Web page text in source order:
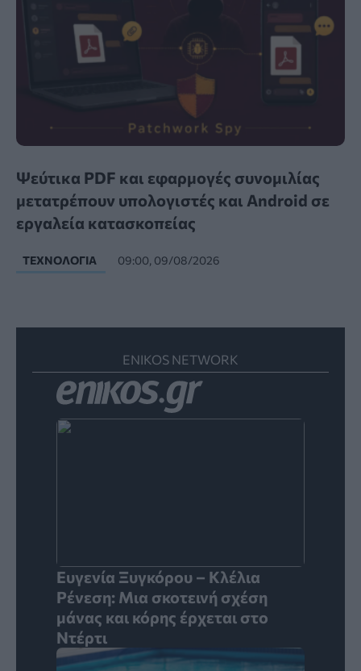
Ψεύτικα PDF και εφαρμογές συνομιλίας
μετατρέπουν υπολογιστές και Android σε
εργαλεία κατασκοπείας
ΤΕΧΝΟΛΟΓΊΑ 09:00, 09/08/2026
ENIKOS NETWORK
Ευγενία Ξυγκόρου – Κλέλια
Ρένεση: Μια σκοτεινή σχέση
μάνας και κόρης έρχεται στο
Ντέρτι